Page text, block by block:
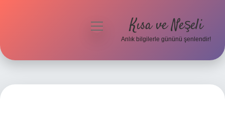
menüyü
Kısa ve Neşeli
Anlık bilgilerle gününü şenlendir!